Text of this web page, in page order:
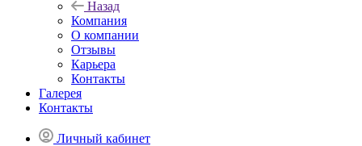
Назад
Компания
О компании
Отзывы
Карьера
Контакты
Галерея
Контакты
Личный кабинет